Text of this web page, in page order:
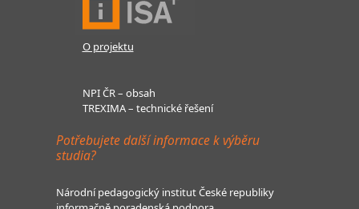
O projektu
NPI ČR – obsah
TREXIMA – technické řešení
Potřebujete další informace k výběru
studia?
Národní pedagogický institut České republiky